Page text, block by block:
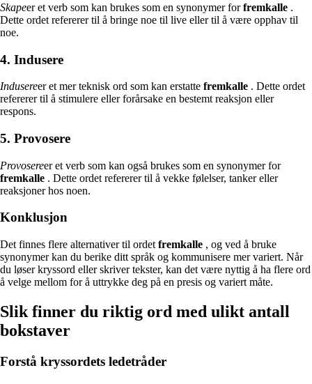
Skapeer et verb som kan brukes som en synonymer forfremkalle .
Dette ordet refererer til å bringe noe til live eller til å være opphav til
noe.
4. Indusere
Indusereer et mer teknisk ord som kan erstatte fremkalle . Dette ordet
refererer til å stimulere eller forårsake en bestemt reaksjon eller
respons.
5. Provosere
Provosereer et verb som kan også brukes som en synonymer for
fremkalle . Dette ordet refererer til å vekke følelser, tanker eller
reaksjoner hos noen.
Konklusjon
Det finnes flere alternativer til ordet fremkalle , og ved å bruke
synonymer kan du berike ditt språk og kommunisere mer variert. Når
du løser kryssord eller skriver tekster, kan det være nyttig å ha flere ord
å velge mellom for å uttrykke deg på en presis og variert måte.
Slik finner du riktig ord med ulikt antall
bokstaver
Forstå kryssordets ledetråder